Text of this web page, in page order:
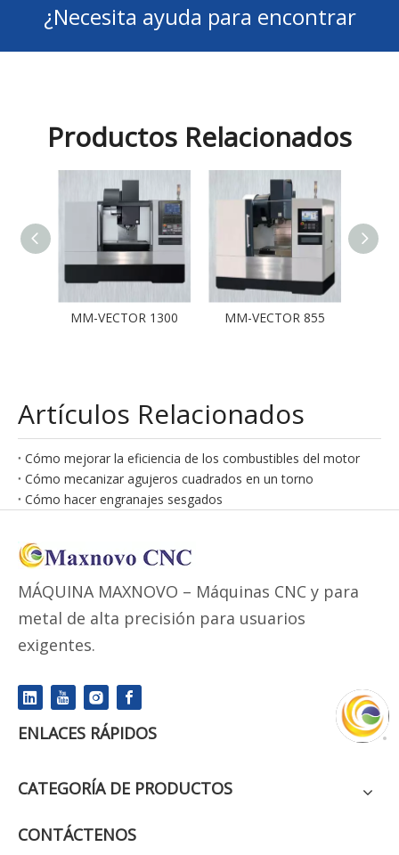
¿Necesita ayuda para encontrar
consulta GRATIS
Productos Relacionados
MM-VECTOR 1300 MM-VECTOR 855
Artículos Relacionados
Cómo mejorar la eficiencia de los combustibles del motor
Cómo mecanizar agujeros cuadrados en un torno
Cómo hacer engranajes sesgados
MÁQUINA MAXNOVO – Máquinas CNC y para
metal de alta precisión para usuarios
exigentes.
ENLACES RÁPIDOS
CATEGORÍA DE PRODUCTOS
CONTÁCTENOS